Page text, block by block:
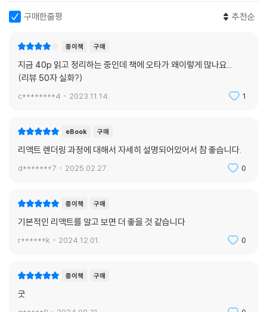
6.2 리액트 개발 도구 설치
6.3 리액트 개발 도구 활용하기
__6.3.2 프로파일러
6.4 정리
07장: 크롬 개발자 도구를 활용한 애플리케이션 분석
7.2 요소 탭
__7.2.1 요소 화면
__7.2.2 요소 정보
7.5 메모리 탭
__7.5.1 자바스크립트 인스턴스 VM 선택
__7.5.2 힙 스냅샷
7.6 Next.js 환경 디버깅하기
__7.6.1 Next.js 프로젝트를 디버그 모드로 실행하기
__7.6.2 Next.js 서버에 트래픽 유입시키기
구매한줄평 추천순
종이책 구매
지금 40p 읽고 정리하는 중인데 책에 오타가 왜이렇게 많나요...
(리뷰 50자 실화?)
c********4 2023.11.14. 1
eBook 구매
리액트 렌더링 과정에 대해서 자세히 설명되어있어서 참 좋습니다.
d*******7 2025.02.27. 0
종이책 구매
기본적인 리액트를 알고 보면 더 좋을 것 같습니다
r******k 2024.12.01. 0
종이책 구매
굿